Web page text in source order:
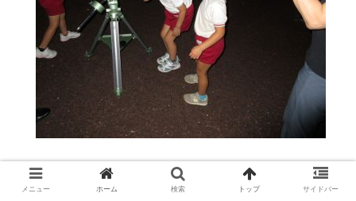
お楽しみ④は勇気試しです。暗くなっている保育室
に入り、ベルを鳴らして帰ってきます。
メニュー ホーム 検索 トップ サイドバー